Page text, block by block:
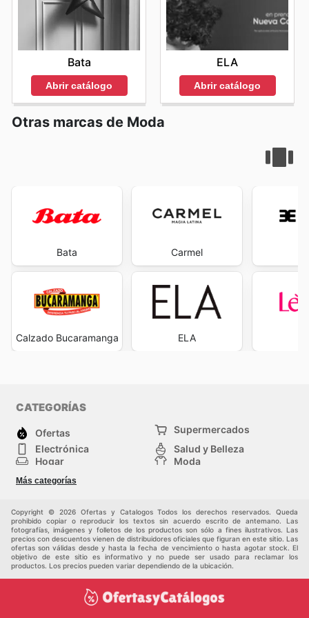
Bata
Abrir catálogo
ELA
Abrir catálogo
Otras marcas de Moda
Bata
Calzado Bucaramanga
Carmel
ELA
CATEGORÍAS
Ofertas
Supermercados
Electrónica
Salud y Belleza
Hogar
Moda
Herramientas y jardinería
Infancia
Más categorías
Copyright © 2026 Ofertas y Catalogos Todos los derechos reservados. Queda
prohibido copiar o reproducir los textos sin acuerdo escrito de antemano. Las
fotografías, imágenes y folletos de los productos son sólo a fines ilustrativos. Las
precios con descuentos vienen de distribuidores oficiales que figuran en este sitio. Las
ofertas son válidas desde y hasta la fecha de vencimiento o hasta agotar stock. El
objetivo de este sitio es informativo y no puede ser usado para reclamar los
productos. Los precios pueden variar dependiendo de la ubicación.